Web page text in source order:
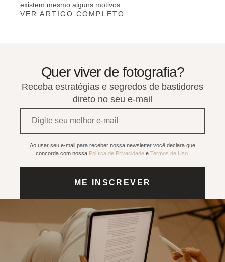
existem mesmo alguns motivos......
VER ARTIGO COMPLETO
Quer viver de fotografia?
Receba estratégias e segredos de bastidores
direto no seu e-mail
mail*
Ao usar seu e-mail para receber nossa newsletter você declara que
concorda com nossa Política de Privacidade e Termos de Uso
ME INSCREVER